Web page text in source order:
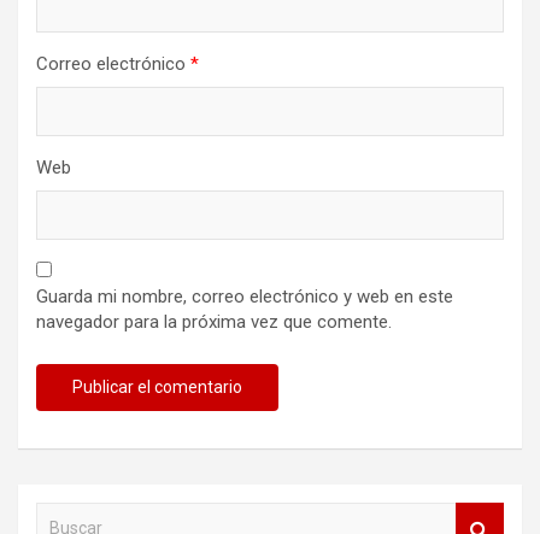
Correo electrónico *
Web
Guarda mi nombre, correo electrónico y web en este
navegador para la próxima vez que comente.